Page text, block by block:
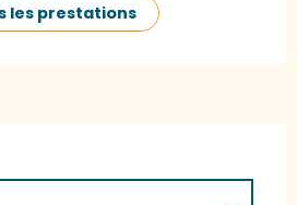
les prestations